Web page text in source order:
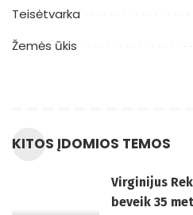
Teisėtvarka
Žemės ūkis
KITOS ĮDOMIOS TEMOS
Virginijus
beveik 35